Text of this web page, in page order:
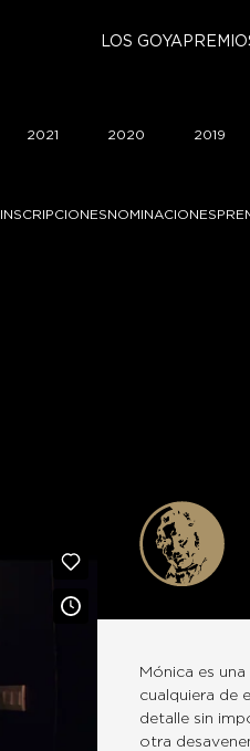
LOS GOYA
2021 2020 2019
INSCRIPCIONESNOMINACIONES
Mónica es
cualquiera de
detalle sin
otra